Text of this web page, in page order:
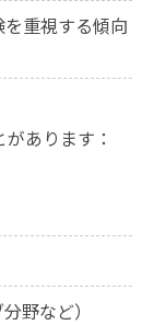
重視する傾向
あります：
野など）